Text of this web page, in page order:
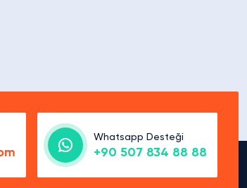
Whatsapp Desteği
+90 507 834 88 88